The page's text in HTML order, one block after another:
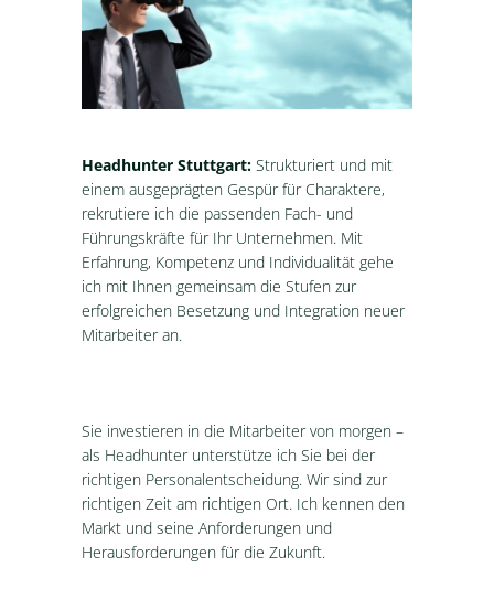
Headhunter Stuttgart: Strukturiert und mit
einem ausgeprägten Gespür für Charaktere,
rekrutiere ich die passenden Fach- und
Führungskräfte für Ihr Unternehmen. Mit
Erfahrung, Kompetenz und Individualität gehe
ich mit Ihnen gemeinsam die Stufen zur
erfolgreichen Besetzung und Integration neuer
Mitarbeiter an.
Sie investieren in die Mitarbeiter von morgen –
als Headhunter unterstütze ich Sie bei der
richtigen Personalentscheidung. Wir sind zur
richtigen Zeit am richtigen Ort. Ich kennen den
Markt und seine Anforderungen und
Herausforderungen für die Zukunft.